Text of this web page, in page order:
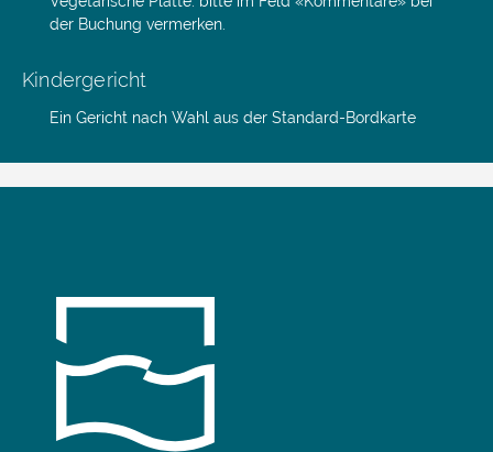
der Buchung vermerken.
Kindergericht
Ein Gericht nach Wahl aus der Standard-Bordkarte